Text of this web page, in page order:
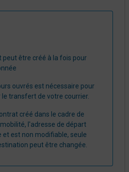
peut être créé à la fois pour
ouvrés est nécessaire pour
transfert de votre courrier.
créé dans le cadre de
l'adresse de départ
et est non modifiable, seule
peut être changée.